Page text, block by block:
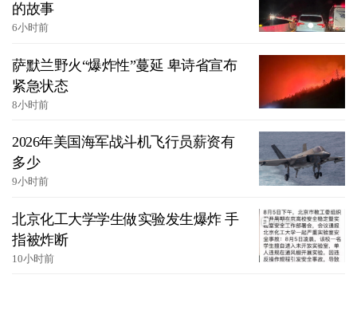
的故事
6小时前
萨默兰野火“爆炸性”蔓延 卑诗省宣布
紧急状态
8小时前
2026年美国海军战斗机飞行员薪资有
多少
9小时前
北京化工大学学生做实验发生爆炸 手
指被炸断
10小时前